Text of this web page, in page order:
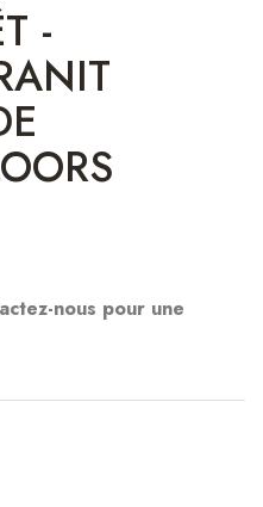
-
nous pour une